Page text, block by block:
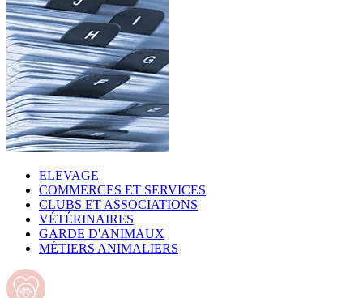
ELEVAGE
COMMERCES ET SERVICES
CLUBS ET ASSOCIATIONS
VÉTÉRINAIRES
GARDE D'ANIMAUX
MÉTIERS ANIMALIERS